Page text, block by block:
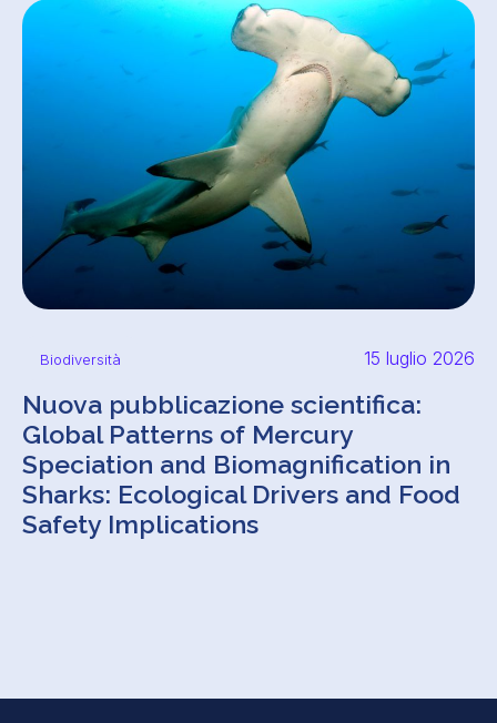
Biodiversità 15 luglio 2026
Nuova pubblicazione scientifica:
Global Patterns of Mercury
Speciation and Biomagnification in
Sharks: Ecological Drivers and Food
Safety Implications